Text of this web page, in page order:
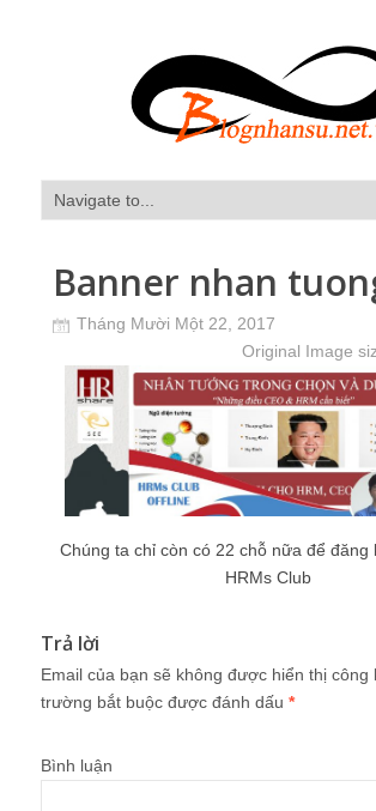
Banner nhan
Tháng Mười Một 22, 2017
Original Image
Chúng ta chỉ còn có 22 chỗ nữa để đăng
HRMs Club
Trả lời
Email của bạn sẽ không được hiển thị công
trường bắt buộc được đánh dấu *
Bình luận